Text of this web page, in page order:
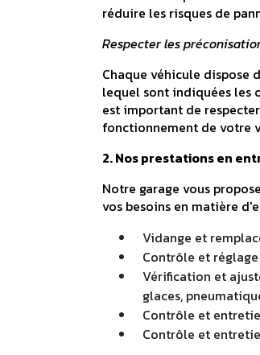
réduire les risques de
Respecter les
Chaque véhicule dispose
lequel sont indiquées les
est important de
fonctionnement de votre
2. Nos prestations en
Notre garage vous
vos besoins en matière
Vidange et
Contrôle et
Vérification et
glaces,
Contrôle et
Contrôle et